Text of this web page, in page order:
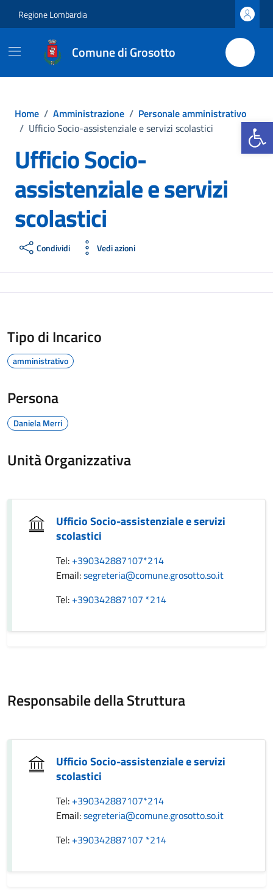
Apri la
Regione Lombardia
Comune di Grosotto
Home / Amministrazione / Personale amministrativo
/ Ufficio Socio-assistenziale e servizi scolastici
Ufficio Socio-
assistenziale e servizi
scolastici
Condividi Vedi azioni
Tipo di Incarico
amministrativo
Persona
Daniela Merri
Unità Organizzativa
Ufficio Socio-assistenziale e servizi
scolastici
Tel: +390342887107*214
Email:segreteria@comune.grosotto.so.it
Tel: +390342887107 *214
Responsabile della Struttura
Ufficio Socio-assistenziale e servizi
scolastici
Tel: +390342887107*214
Email:segreteria@comune.grosotto.so.it
Tel: +390342887107 *214